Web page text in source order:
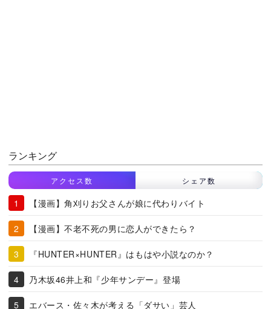
ランキング
アクセス数 シェア数
【漫画】角刈りお父さんが娘に代わりバイト
【漫画】不老不死の男に恋人ができたら？
『HUNTER×HUNTER』はもはや小説なのか？
乃木坂46井上和『少年サンデー』登場
エバース・佐々木が考える「ダサい」芸人